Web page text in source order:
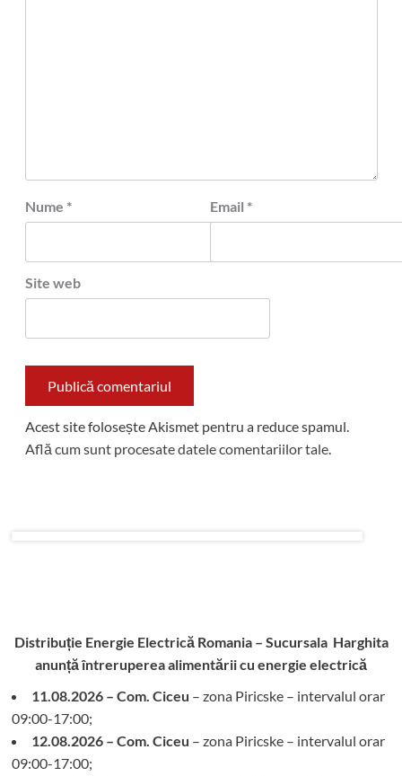
Nume * Email *
Site web
Acest site folosește Akismet pentru a reduce spamul.
Află cum sunt procesate datele comentariilor tale.
Distribuție Energie Electrică Romania – Sucursala Harghita
anunță întreruperea alimentării cu energie electrică
11.08.2026 – Com. Ciceu – zona Piricske – intervalul orar
09:00-17:00;
12.08.2026 – Com. Ciceu – zona Piricske – intervalul orar
09:00-17:00;